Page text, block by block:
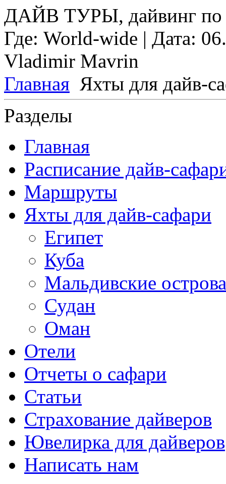
ДАЙВ ТУРЫ, дайвинг по
Где: World-wide | Дата:
Vladimir Mavrin
Главная Яхты для дайв-
Разделы
Главная
Расписание дайв-
Маршруты
Яхты для дайв-сафари
Египет
Куба
Мальдивские острова
Судан
Оман
Отели
Отчеты о сафари
Статьи
Страхование дайверов
Ювелирка для дайверов
Написать нам